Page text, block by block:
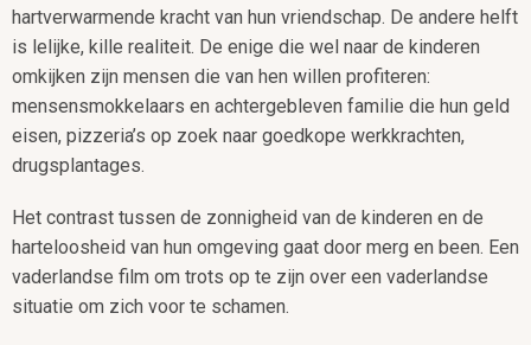
hartverwarmende kracht van hun vriendschap. De andere helft
is lelijke, kille realiteit. De enige die wel naar de kinderen
omkijken zijn mensen die van hen willen profiteren:
mensensmokkelaars en achtergebleven familie die hun geld
eisen, pizzeria’s op zoek naar goedkope werkkrachten,
drugsplantages.
Het contrast tussen de zonnigheid van de kinderen en de
harteloosheid van hun omgeving gaat door merg en been. Een
vaderlandse film om trots op te zijn over een vaderlandse
situatie om zich voor te schamen.